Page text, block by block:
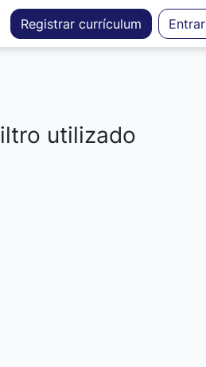
Registrar currículum Entrar
utilizado